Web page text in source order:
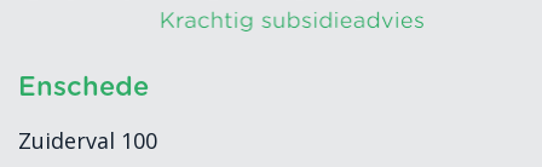
Enschede
Zuiderval 100